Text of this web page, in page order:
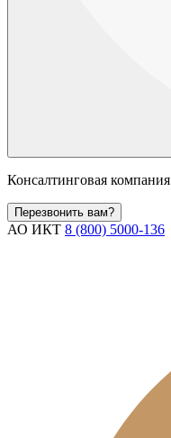
Консалтинговая компания
Перезвонить вам?
АО ИКТ 8 (800) 5000-136